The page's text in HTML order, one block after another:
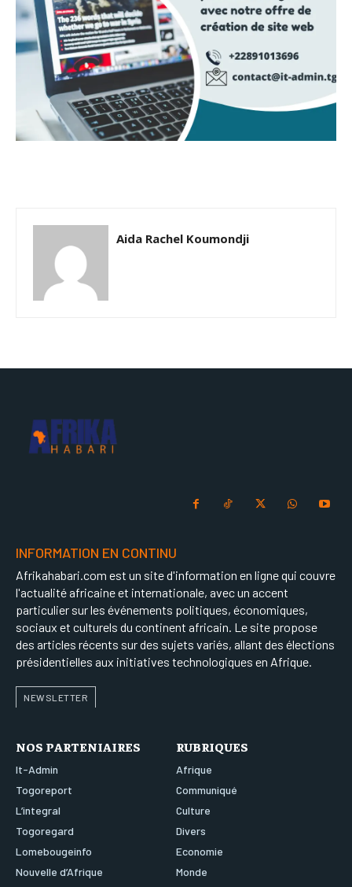
Aida Rachel Koumondji
INFORMATION EN CONTINU
Afrikahabari.com est un site d'information en ligne qui couvre
l'actualité africaine et internationale, avec un accent
particulier sur les événements politiques, économiques,
sociaux et culturels du continent africain. Le site propose
des articles récents sur des sujets variés, allant des élections
présidentielles aux initiatives technologiques en Afrique.
NEWSLETTER
NOS PARTENIAIRES
It-Admin
Togoreport
L’integral
Togoregard
Lomebougeinfo
Nouvelle d’Afrique
RUBRIQUES
Afrique
Communiqué
Culture
Divers
Economie
Monde